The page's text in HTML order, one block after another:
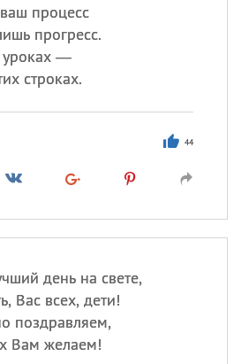
процесс
прогресс.
уроках —
строках.
44
день на свете,
Вас всех, дети!
поздравляем,
Вам желаем!